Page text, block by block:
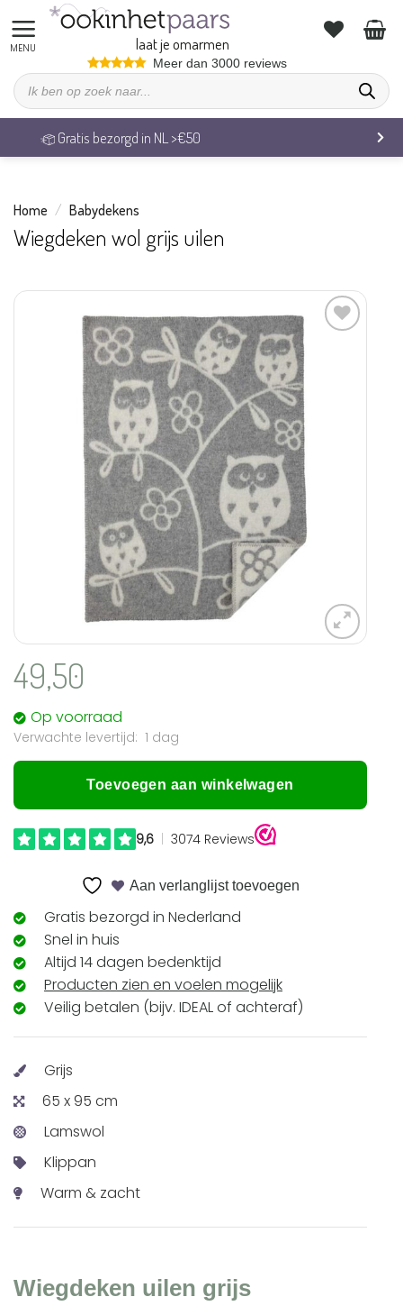
naar
inhoud
laat je omarmen
Meer dan 3000 reviews
Producten
zoeken
Gratis bezorgd in NL >€50
Home / Babydekens
Wiegdeken wol grijs uilen
verlanglijst
toevoegen
49,50
Op voorraad
1 dag
Toevoegen aan winkelwagen
Aan verlanglijst toevoegen
Gratis bezorgd in Nederland
Snel in huis
Altijd 14 dagen bedenktijd
Producten zien en voelen mogelijk
Veilig betalen (bijv. IDEAL of achteraf)
Grijs
65 x 95 cm
Lamswol
Klippan
Warm & zacht
Wiegdeken uilen grijs